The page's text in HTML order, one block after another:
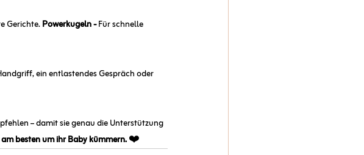
Gerichte. Powerkugeln - Für schnelle
ein entlastendes Gespräch oder
– damit sie genau die Unterstützung
besten um ihr Baby kümmern. ❤️